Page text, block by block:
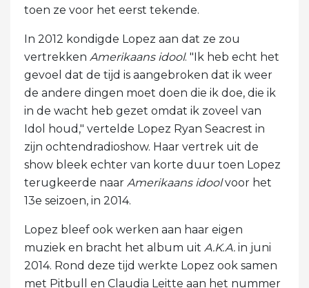
toen ze voor het eerst tekende.
In 2012 kondigde Lopez aan dat ze zou
vertrekken Amerikaans idool. "Ik heb echt het
gevoel dat de tijd is aangebroken dat ik weer
de andere dingen moet doen die ik doe, die ik
in de wacht heb gezet omdat ik zoveel van
Idol houd," vertelde Lopez Ryan Seacrest in
zijn ochtendradioshow. Haar vertrek uit de
show bleek echter van korte duur toen Lopez
terugkeerde naar Amerikaans idoolvoor het
13e seizoen, in 2014.
Lopez bleef ook werken aan haar eigen
muziek en bracht het album uit A.K.A. in juni
2014. Rond deze tijd werkte Lopez ook samen
met Pitbull en Claudia Leitte aan het nummer